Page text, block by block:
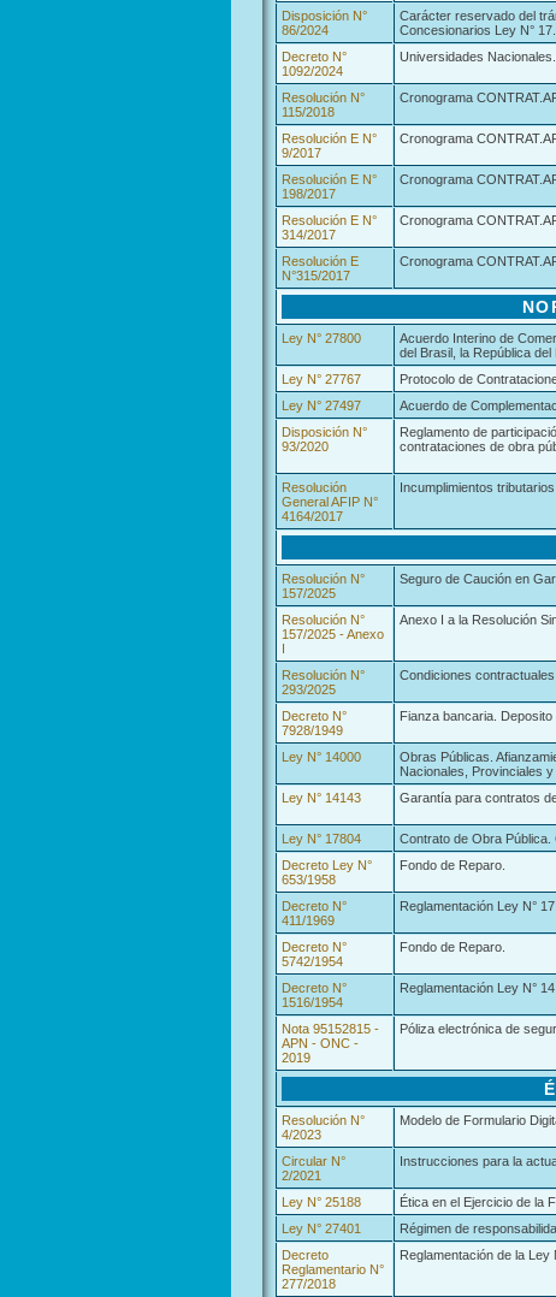
Disposición N°
86/2024
Carácter reservado del
Concesionarios Ley N°
Decreto N°
1092/2024
Universidades
Resolución N°
115/2018
Cronograma
Resolución E N°
9/2017
Cronograma
Resolución E N°
198/2017
Cronograma
Resolución E N°
314/2017
Cronograma
Resolución E
N°315/2017
Cronograma
Ley N° 27800
Acuerdo Interino de
del Brasil, la República
Ley N° 27767
Protocolo de
Ley N° 27497
Acuerdo de
Disposición N°
93/2020
Reglamento de
contrataciones de obra
Resolución
General AFIP N°
4164/2017
Incumplimientos
Resolución N°
157/2025
Seguro de Caución en
Resolución N°
157/2025 - Anexo
I
Anexo I a la Resolución
Resolución N°
293/2025
Condiciones
Decreto N°
7928/1949
Fianza bancaria. Deposito
Ley N° 14000
Obras Públicas.
Nacionales, Provinciales y
Ley N° 14143
Garantía para contratos
Ley N° 17804
Contrato de Obra
Decreto Ley N°
653/1958
Fondo de Reparo.
Decreto N°
411/1969
Reglamentación Ley N°
Decreto N°
5742/1954
Fondo de Reparo.
Decreto N°
1516/1954
Reglamentación Ley N°
Nota 95152815 -
APN - ONC -
2019
Póliza electrónica de
Resolución N°
4/2023
Modelo de Formulario
Circular N°
2/2021
Instrucciones para la
Ley N° 25188
Ética en el Ejercicio de la
Ley N° 27401
Régimen de
Decreto
Reglamentario N°
277/2018
Reglamentación de la Ley